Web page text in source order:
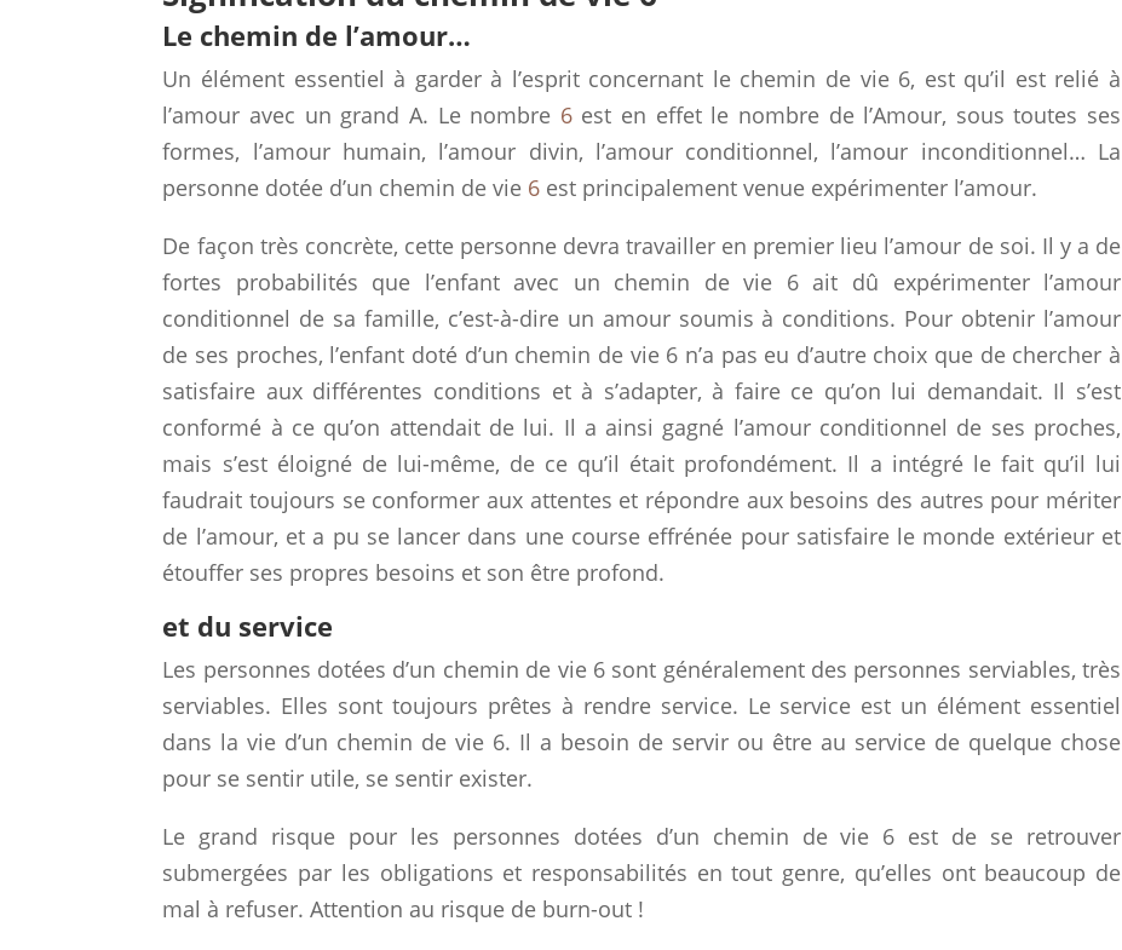
Le chemin de l’amour…
Un élément essentiel à garder à l’esprit concernant le chemin de vie 6, est qu’il est relié à
l’amour avec un grand A. Le nombre 6est en effet le nombre de l’Amour, sous toutes ses
formes, l’amour humain, l’amour divin, l’amour conditionnel, l’amour inconditionnel… La
personne dotée d’un chemin de vie 6 est principalement venue expérimenter l’amour.
De façon très concrète, cette personne devra travailler en premier lieu l’amour de soi. Il y a de
fortes probabilités que l’enfant avec un chemin de vie 6 ait dû expérimenter l’amour
conditionnel de sa famille, c’est-à-dire un amour soumis à conditions. Pour obtenir l’amour
de ses proches, l’enfant doté d’un chemin de vie 6 n’a pas eu d’autre choix que de chercher à
satisfaire aux différentes conditions et à s’adapter, à faire ce qu’on lui demandait. Il s’est
conformé à ce qu’on attendait de lui. Il a ainsi gagné l’amour conditionnel de ses proches,
mais s’est éloigné de lui-même, de ce qu’il était profondément. Il a intégré le fait qu’il lui
faudrait toujours se conformer aux attentes et répondre aux besoins des autres pour mériter
de l’amour, et a pu se lancer dans une course effrénée pour satisfaire le monde extérieur et
étouffer ses propres besoins et son être profond.
et du service
Les personnes dotées d’un chemin de vie 6 sont généralement des personnes serviables, très
serviables. Elles sont toujours prêtes à rendre service. Le service est un élément essentiel
dans la vie d’un chemin de vie 6. Il a besoin de servir ou être au service de quelque chose
pour se sentir utile, se sentir exister.
Le grand risque pour les personnes dotées d’un chemin de vie 6 est de se retrouver
submergées par les obligations et responsabilités en tout genre, qu’elles ont beaucoup de
mal à refuser. Attention au risque de burn-out !